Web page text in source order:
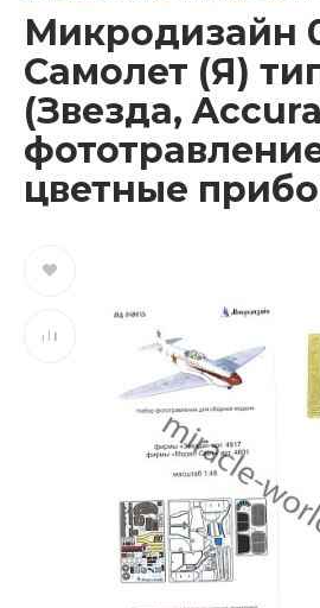
Микродизайн
Самолет (Я)
(Звезда,
цветные